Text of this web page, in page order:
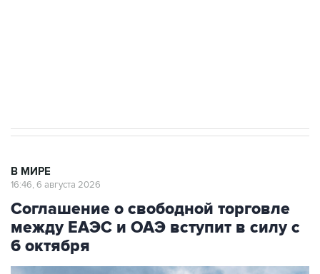
В МИРЕ
16:46, 6 августа 2026
Соглашение о свободной торговле
между ЕАЭС и ОАЭ вступит в силу с
6 октября